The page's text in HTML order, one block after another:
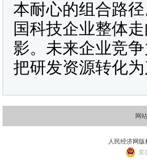
本耐心的组合路
国科技企业整体
影。未来企业竞
把研发资源转化
网
人民经济网版
京